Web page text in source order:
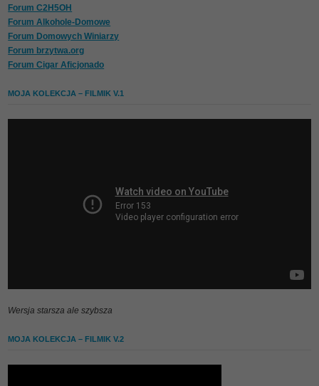
Forum C2H5OH
Forum Alkohole-Domowe
Forum Domowych Winiarzy
Forum brzytwa.org
Forum Cigar Aficjonado
MOJA KOLEKCJA – FILMIK V.1
Wersja starsza ale szybsza
MOJA KOLEKCJA – FILMIK V.2